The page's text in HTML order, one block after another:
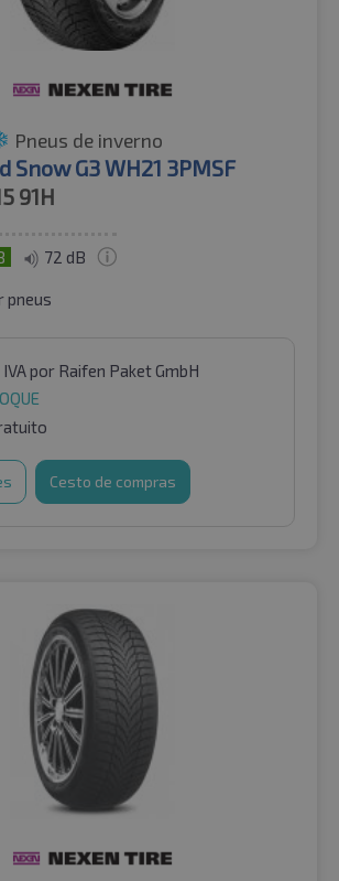
Pneus de inverno
Snow G3 WH21 3PMSF
91H
72 dB
pneus
por Raifen Paket GmbH
Cesto de compras